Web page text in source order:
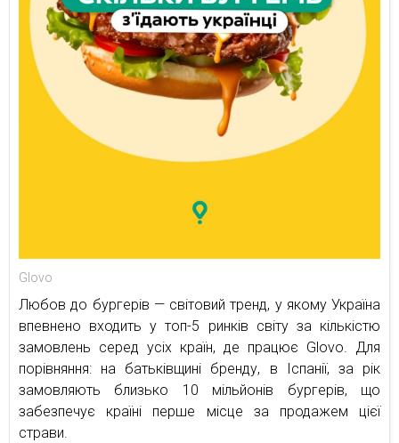
Glovo
Любов до бургерів — світовий тренд, у якому Україна
впевнено входить у топ-5 ринків світу за кількістю
замовлень серед усіх країн, де працює Glovo. Для
порівняння: на батьківщині бренду, в Іспанії, за рік
замовляють близько 10 мільйонів бургерів, що
забезпечує країні перше місце за продажем цієї
страви.